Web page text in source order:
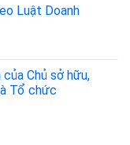
Luật Doanh
Chủ sở hữu,
Tổ chức